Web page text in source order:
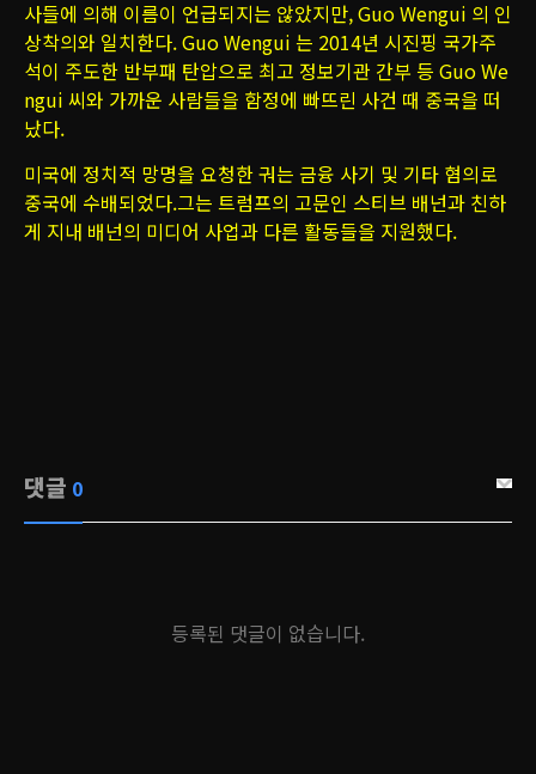
사들에 의해 이름이 언급되지는 않았지만, Guo Wengui 의 인
상착의와 일치한다. Guo Wengui 는 2014년 시진핑 국가주
석이 주도한 반부패 탄압으로 최고 정보기관 간부 등 Guo We
ngui 씨와 가까운 사람들을 함정에 빠뜨린 사건 때 중국을 떠
났다.
미국에 정치적 망명을 요청한 궈는 금융 사기 및 기타 혐의로
중국에 수배되었다.그는 트럼프의 고문인 스티브 배넌과 친하
게 지내 배넌의 미디어 사업과 다른 활동들을 지원했다.
댓글 0
등록된 댓글이 없습니다.